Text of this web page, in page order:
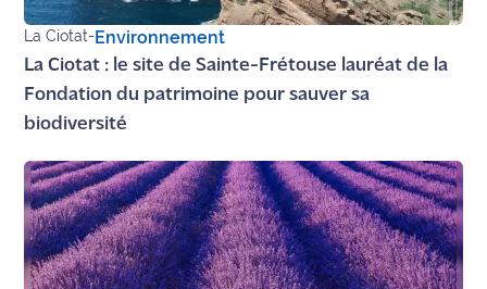
rouge
Maritima
de Jeff
mon
club
Les
Coachs
La Ciotat-Environnement
La Ciotat : le site de Sainte-Frétouse lauréat de la
Fondation du patrimoine pour sauver sa
biodiversité